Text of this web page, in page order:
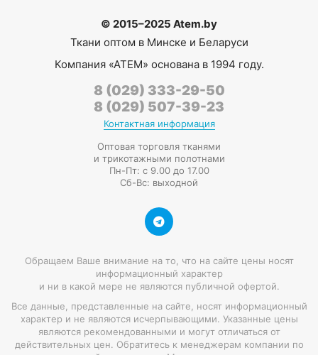
© 2015–2025 Atem.by
Ткани оптом в Минске и Беларуси
Компания «АТЕМ» основана в 1994 году.
8 (029) 333-29-50
8 (029) 507-39-23
Контактная информация
Оптовая торговля тканями
и трикотажными полотнами
Пн-Пт: с 9.00 до 17.00
Сб-Вс: выходной
Обращаем Ваше внимание на то, что на сайте цены носят
информационный характер
и ни в какой мере не являются публичной офертой.
Все данные, представленные на сайте, носят информационный
характер и не являются исчерпывающими. Указанные цены
являются рекомендованными и могут отличаться от
действительных цен. Обратитесь к менеджерам компании по